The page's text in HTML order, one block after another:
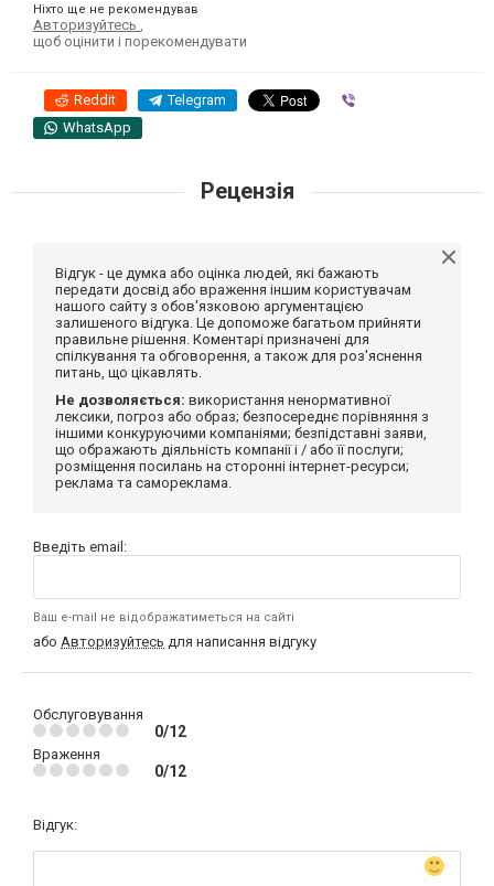
Ніхто ще не рекомендував
Авторизуйтесь
щоб оцінити і порекомендувати
Reddit Telegram
WhatsApp
Рецензія
Відгук - це думка або оцінка людей, які бажають
передати досвід або враження іншим користувачам
нашого сайту з обов'язковою аргументацією
залишеного відгука. Це допоможе багатьом прийняти
правильне рішення. Коментарі призначені для
спілкування та обговорення, а також для роз'яснення
питань, що цікавлять.
Не дозволяється: використання ненормативної
лексики, погроз або образ; безпосереднє порівняння з
іншими конкуруючими компаніями; безпідставні заяви,
що ображають діяльність компанії і / або її послуги;
розміщення посилань на сторонні інтернет-ресурси;
реклама та самореклама.
Введіть email:
Ваш e-mail не відображатиметься на сайті
або Авторизуйтесь для написання відгуку
Обслуговування
0/12
Враження
0/12
Відгук: